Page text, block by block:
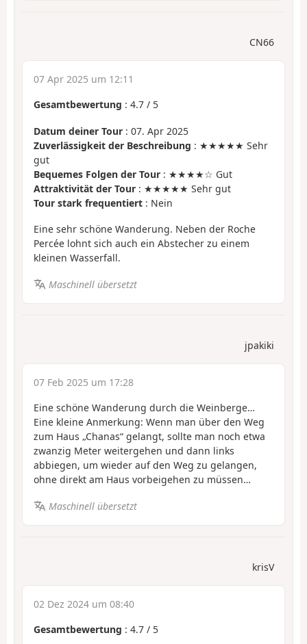
CN66
07 Apr 2025 um 12:11
Gesamtbewertung : 4.7 / 5
Datum deiner Tour : 07. Apr 2025
Zuverlässigkeit der Beschreibung : ★★★★★ Sehr
gut
Bequemes Folgen der Tour : ★★★★☆ Gut
Attraktivität der Tour : ★★★★★ Sehr gut
Tour stark frequentiert : Nein
Eine sehr schöne Wanderung. Neben der Roche
Percée lohnt sich auch ein Abstecher zu einem
kleinen Wasserfall.
Maschinell übersetzt
jpakiki
07 Feb 2025 um 17:28
Eine schöne Wanderung durch die Weinberge…
Eine kleine Anmerkung: Wenn man über den Weg
zum Haus „Chanas“ gelangt, sollte man noch etwa
zwanzig Meter weitergehen und dann links
abbiegen, um wieder auf den Weg zu gelangen,
ohne direkt am Haus vorbeigehen zu müssen…
Maschinell übersetzt
krisV
02 Dez 2024 um 08:40
Gesamtbewertung : 4.7 / 5